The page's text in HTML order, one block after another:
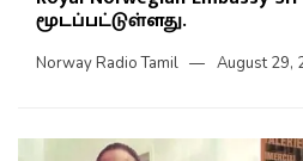
மூடப்பட்டுள்ளது.
Norway Radio Tamil August 29,